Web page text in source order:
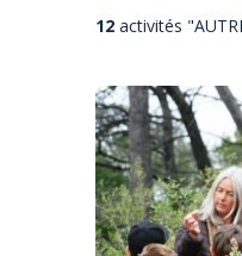
12 activités